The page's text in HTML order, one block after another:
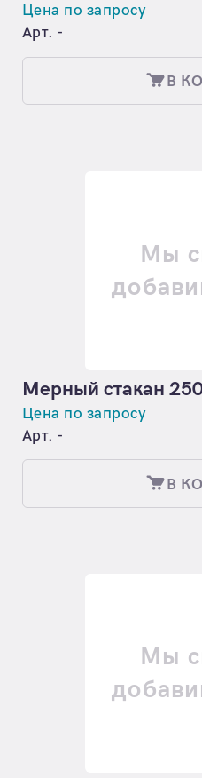
Цена по запросу
Арт. -
В
Мы
Мерный стакан
Цена по запросу
Арт. -
В
Мы